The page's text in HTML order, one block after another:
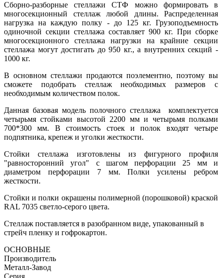
Сборно-разборные стеллажи СТФ можно формировать в
многосекционный стеллаж любой длины. Распределенная
нагрузка на каждую полку - до 125 кг. Грузоподъемность
одиночной секции стеллажа составляет 900 кг. При сборке
многосекционного стеллажа нагрузки на крайние секции
стеллажа могут достигать до 950 кг., а внутренних секций -
1000 кг.
В основном стеллажи продаются поэлементно, поэтому вы
сможете подобрать стеллаж необходимых размеров с
необходимым количеством полок.
Данная базовая модель полочного стеллажа комплектуется
четырьмя стойками высотой 2200 мм и четырьмя полками
700*300 мм. В стоимость стоек и полок входят четыре
подпятника, крепеж и уголки жесткости.
Стойки стеллажа изготовлены из фигурного профиля
"равносторонний угол" с шагом перфорации 25 мм и
диаметром перфорации 7 мм. Полки усилены ребром
жесткости.
Стойки и полки окрашены полимерной (порошковой) краской
RAL 7035 светло-серого цвета.
Стеллаж поставляется в разобранном виде, упакованный в
стрейч пленку и гофрокартон.
ОСНОВНЫЕ
Производитель
Металл-Завод